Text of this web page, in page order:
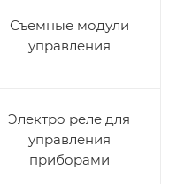
Съемные модули
управления
Электро реле для
управления
приборами